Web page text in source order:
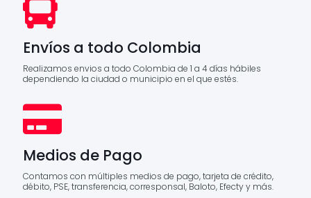
Envíos a todo Colombia
Realizamos envios a todo Colombia de 1 a 4 días hábiles
dependiendo la ciudad o municipio en el que estés.
Medios de Pago
Contamos con múltiples medios de pago, tarjeta de crédito,
débito, PSE, transferencia, corresponsal, Baloto, Efecty y más.